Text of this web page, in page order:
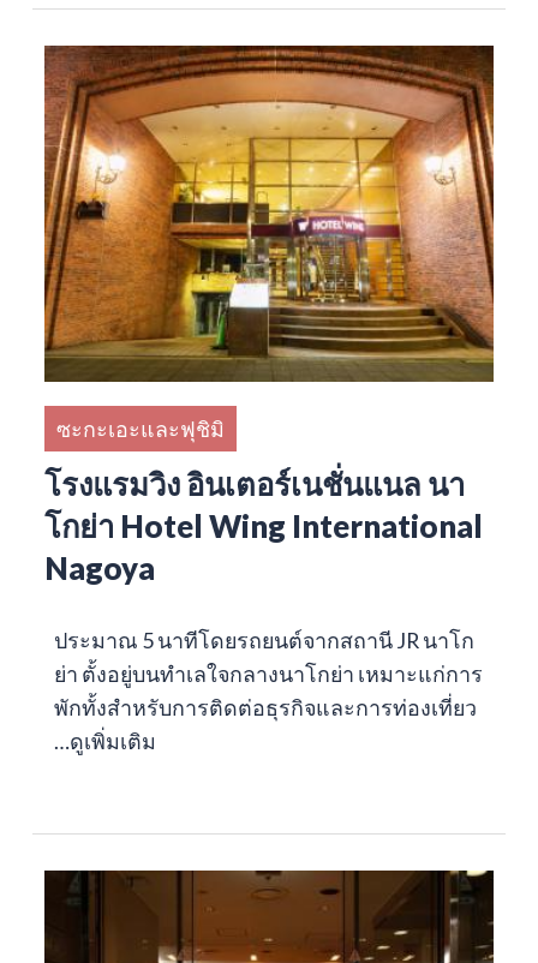
ซะกะเอะและฟุชิมิ
โรงแรมวิง อินเตอร์เนชั่นแนล นา
โกย่า Hotel Wing International
Nagoya
ประมาณ 5 นาทีโดยรถยนต์จากสถานี JR นาโก
ย่า ตั้งอยู่บนทำเลใจกลางนาโกย่า เหมาะแก่การ
พักทั้งสำหรับการติดต่อธุรกิจและการท่องเที่ยว
…ดูเพิ่มเติม